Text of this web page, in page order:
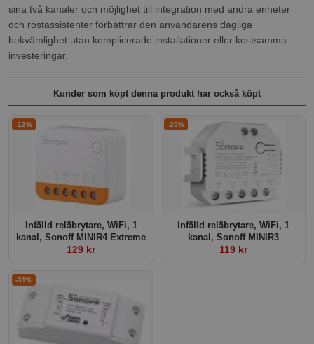
sina två kanaler och möjlighet till integration med andra enheter
och röstassistenter förbättrar den användarens dagliga
bekvämlighet utan komplicerade installationer eller kostsamma
investeringar.
Kunder som köpt denna produkt har också köpt
-13%
Infälld reläbrytare, WiFi, 1
kanal, Sonoff MINIR4 Extreme
129 kr
-20%
Infälld reläbrytare, WiFi, 1
kanal, Sonoff MINIR3
119 kr
-31%